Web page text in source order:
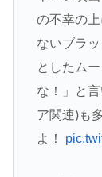
の不幸の
ないブラ
としたム
な！」と
ア関連)も
よ！